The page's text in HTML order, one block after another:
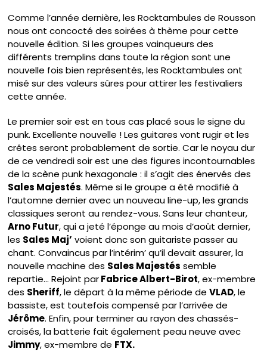
Comme l’année dernière, les Rocktambules de Rousson
nous ont concocté des soirées à thème pour cette
nouvelle édition. Si les groupes vainqueurs des
différents tremplins dans toute la région sont une
nouvelle fois bien représentés, les Rocktambules ont
misé sur des valeurs sûres pour attirer les festivaliers
cette année.
Le premier soir est en tous cas placé sous le signe du
punk. Excellente nouvelle ! Les guitares vont rugir et les
crêtes seront probablement de sortie. Car le noyau dur
de ce vendredi soir est une des figures incontournables
de la scène punk hexagonale : il s’agit des énervés des
Sales Majestés. Même si le groupe a été modifié à
l’automne dernier avec un nouveau line-up, les grands
classiques seront au rendez-vous. Sans leur chanteur,
Arno Futur, qui a jeté l’éponge au mois d’août dernier,
les Sales Maj’ voient donc son guitariste passer au
chant. Convaincus par l’intérim’ qu’il devait assurer, la
nouvelle machine des Sales Majestés semble
repartie… Rejoint parFabrice Albert-Birot, ex-membre
des Sheriff, le départ à la même période deVLAD, le
bassiste, est toutefois compensé par l’arrivée de
Jérôme. Enfin, pour terminer au rayon des chassés-
croisés, la batterie fait également peau neuve avec
Jimmy, ex-membre de FTX.